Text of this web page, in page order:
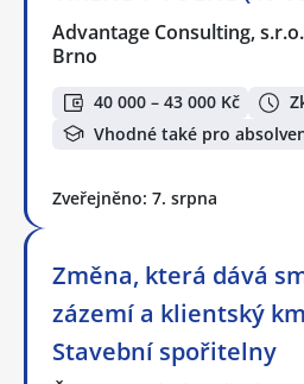
Advantage Consulting, s.r.o.
Brno
40 000 – 43 000 Kč
Vhodné také pro
Zveřejněno: 7. srpna
Změna, která dává
zázemí a klientský
Stavební spořitelny